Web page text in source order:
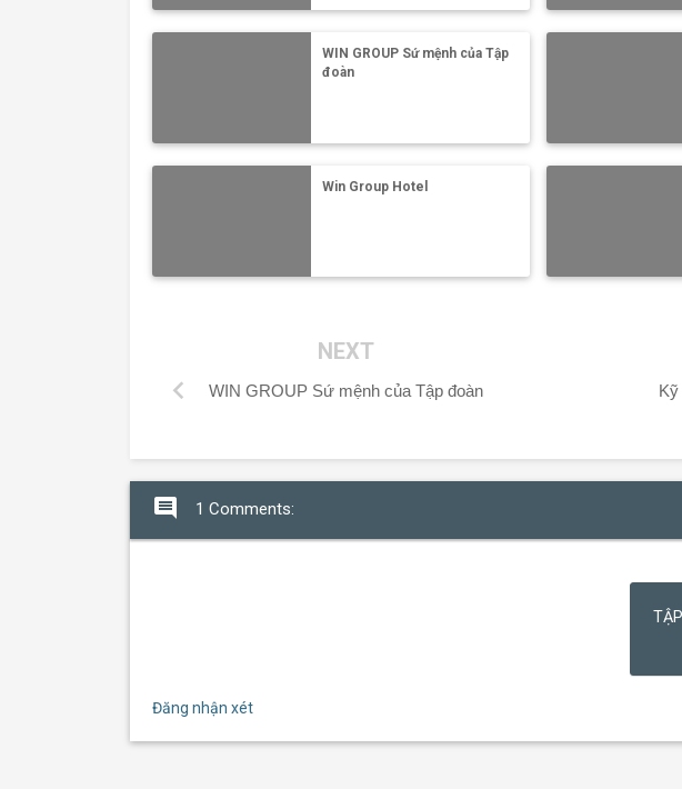
WIN GROUP Sứ mệnh của Tập
đoàn
Win Group Hotel
chevron_left
NEXT
WIN GROUP Sứ mệnh của Tập đoàn Kỹ
comment 1 Comments:
Đăng nhận xét